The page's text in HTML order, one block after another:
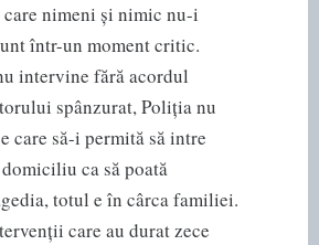
nimeni și nimic nu-i
într-un moment critic.
intervine fără acordul
spânzurat, Poliția nu
care să-i permită să intre
ca să poată
totul e în cârca familiei.
care au durat zece